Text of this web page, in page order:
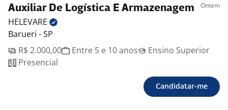
Auxiliar De Logística E Armazenagem Ontem
HELEVARE
Barueri - SP
R$ 2.000,00
Entre 5 e 10 anos
Ensino Superior
Presencial
Candidatar-me